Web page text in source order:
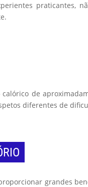
praticantes,
de
diferentes de
grandes